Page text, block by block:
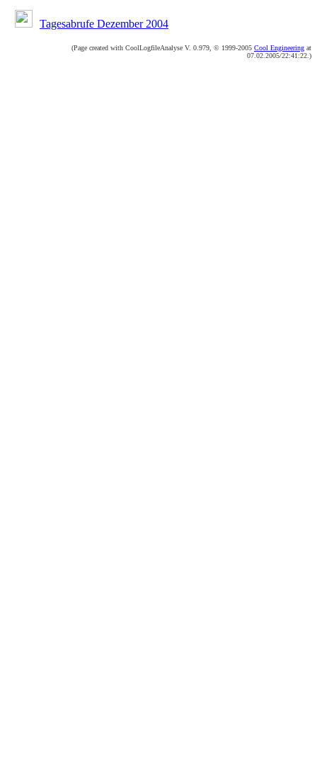
Tagesabrufe Dezember 2004
(Page created with CoolLogfileAnalyse V. 0.979, © 1999-2005 Cool Engineering at
07.02.2005/22:41:22.)